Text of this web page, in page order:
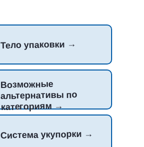
Тело упаковки →
Возможные
альтернативы по
категориям →
Система укупорки →